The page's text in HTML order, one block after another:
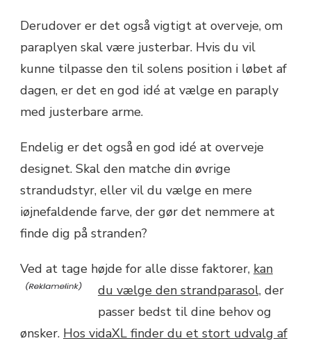
Derudover er det også vigtigt at overveje, om
paraplyen skal være justerbar. Hvis du vil
kunne tilpasse den til solens position i løbet af
dagen, er det en god idé at vælge en paraply
med justerbare arme.
Endelig er det også en god idé at overveje
designet. Skal den matche din øvrige
strandudstyr, eller vil du vælge en mere
iøjnefaldende farve, der gør det nemmere at
finde dig på stranden?
Ved at tage højde for alle disse faktorer, kan
du vælge den strandparasol, der
passer bedst til dine behov og
ønsker. Hos vidaXL finder du et stort udvalg af